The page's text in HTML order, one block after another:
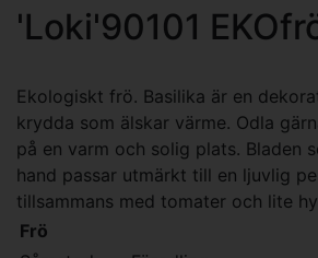
'Loki'90101
Ekologiskt frö. Basilika är en
krydda som älskar värme. Odla
på en varm och solig plats. Bladen
hand passar utmärkt till en ljuvlig
tillsammans med tomater och lite
Frö